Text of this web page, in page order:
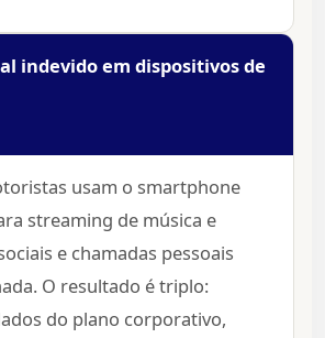
indevido em dispositivos de
usam o smartphone
streaming de música e
e chamadas pessoais
O resultado é triplo:
do plano corporativo,